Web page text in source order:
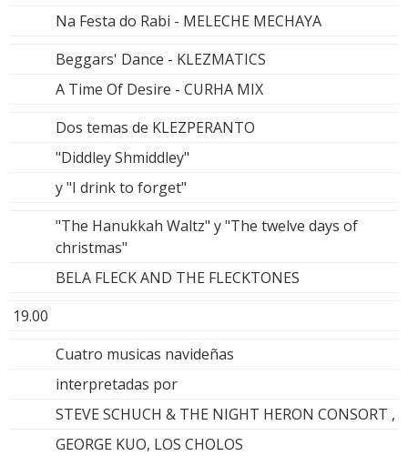
Na Festa do Rabi - MELECHE MECHAYA
Beggars' Dance - KLEZMATICS
A Time Of Desire - CURHA MIX
Dos temas de KLEZPERANTO
"Diddley Shmiddley"
y "I drink to forget"
"The Hanukkah Waltz" y "The twelve days of
christmas"
BELA FLECK AND THE FLECKTONES
19.00
Cuatro musicas navideñas
interpretadas por
STEVE SCHUCH & THE NIGHT HERON CONSORT ,
GEORGE KUO, LOS CHOLOS